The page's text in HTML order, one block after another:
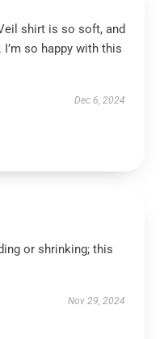
shirt is so soft, and
so happy with this
Dec 6, 2024
or shrinking; this
Nov 29, 2024